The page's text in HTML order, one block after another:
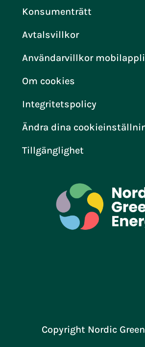
Konsumenträtt
Avtalsvillkor
Användarvillkor
Om cookies
Integritetspolicy
Ändra dina
Tillgänglighet
Copyright Nordic